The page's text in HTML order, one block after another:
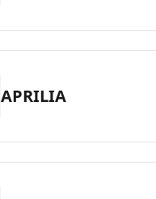
APRILIA